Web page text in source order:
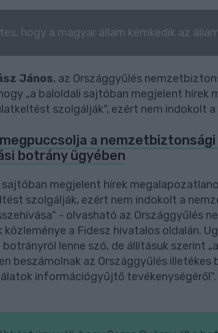
hogy a magyar állam kémkedik az
János, az Országgyűlés
„a baloldali sajtóban megjelent hírek
szolgálják", ezért nem indokolt
a
botrány ügyében
sajtóban megjelent hírek
szolgálják, ezért nem indokolt a
- olvasható az Országgyűlés
közleménye a Fidesz hivatalos oldalán.
botrányról lenne szó, de állításuk szerint
beszámolnak az Országgyűlés
információgyűjtő tevékenységéről".